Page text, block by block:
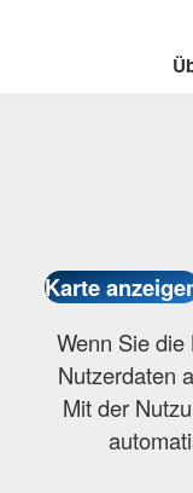
Wenn Sie
Nutzerdaten
Mit der